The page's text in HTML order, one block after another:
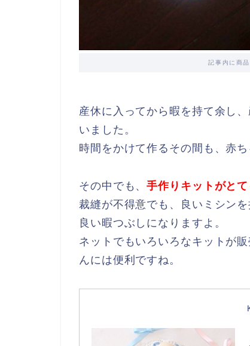
記事内に商
産休に入ってから暇を持て余し
いました。
時間をかけて作るその間も、赤
その中でも、手作りキットがと
裁縫が不得意でも、良いミシン
良い暇つぶしになりますよ。
ネットでもいろいろなキットが
んには便利ですね。